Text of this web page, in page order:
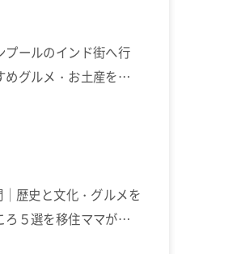
プールのインド街へ行
めグルメ・お土産を在
歴史と文化・グルメを
５選を移住ママが解